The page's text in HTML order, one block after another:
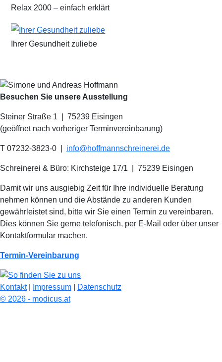
Relax 2000 – einfach erklärt
Ihrer Gesundheit zuliebe
Besuchen Sie unsere Ausstellung
Steiner Straße 1 | 75239 Eisingen
(geöffnet nach vorheriger Terminvereinbarung)
T 07232-3823-0 info@hoffmannschreinerei.de
Schreinerei & Büro: Kirchsteige 17/1 75239 Eisingen
Damit wir uns ausgiebig Zeit für Ihre individuelle Beratung
nehmen können und die Abstände zu anderen Kunden
gewährleistet sind, bitte wir Sie einen Termin zu vereinbaren.
Dies können Sie gerne telefonisch, per E-Mail oder über unser
Kontaktformular machen.
Termin-Vereinbarung
Kontakt| Impressum
Datenschutz
© 2026 - modicus.at